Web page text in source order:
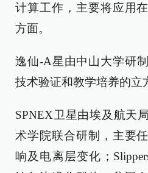
计算工作，主要将应用
方面。
逸仙-A星由中山大学研
技术验证和教学培养的立
SPNEX卫星由埃及航天
术学院联合研制，主要
响及电离层变化；